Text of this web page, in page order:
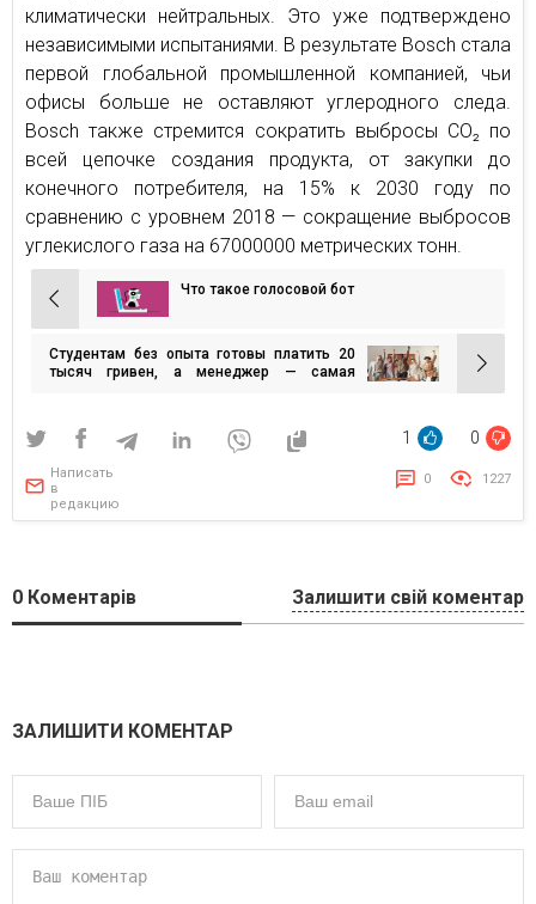
климатически нейтральных. Это уже подтверждено
независимыми испытаниями. В результате Bosch стала
первой глобальной промышленной компанией, чьи
офисы больше не оставляют углеродного следа.
Bosch также стремится сократить выбросы CO₂ по
всей цепочке создания продукта, от закупки до
конечного потребителя, на 15% к 2030 году по
сравнению с уровнем 2018 — сокращение выбросов
углекислого газа на 67000000 метрических тонн.
Навигация
по
записям
Что такое голосовой бот
Студентам без опыта готовы платить 20
тысяч гривен, а менеджер — самая
1 0
Написать
в
редакцию
0 1227
0 Коментарів Залишити свій коментар
ЗАЛИШИТИ КОМЕНТАР